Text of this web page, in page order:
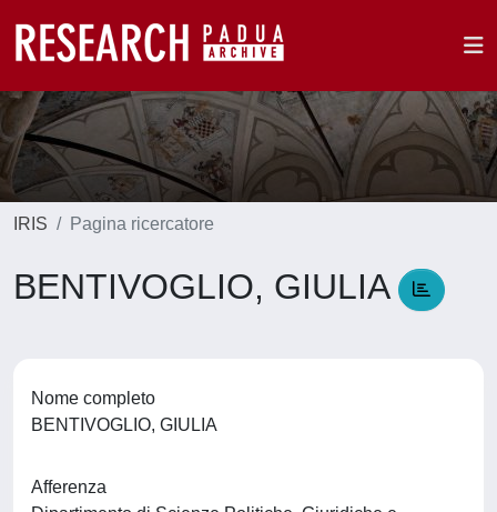
IRIS Pagina ricercatore
BENTIVOGLIO, GIULIA
Nome completo
BENTIVOGLIO, GIULIA
Afferenza